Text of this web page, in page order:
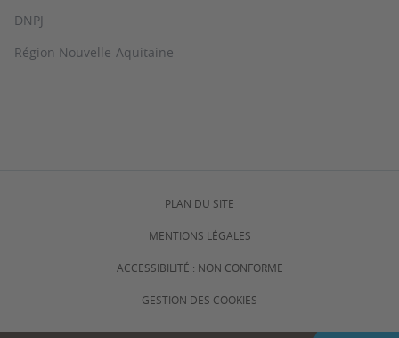
DNPJ
Région Nouvelle-Aquitaine
PLAN DU SITE
MENTIONS LÉGALES
ACCESSIBILITÉ : NON CONFORME
GESTION DES COOKIES